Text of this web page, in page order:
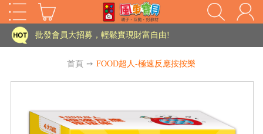
家長樂了!「風車書版集團暨FOOD超人企業總部」目前正興建中!
批發會員大招募，輕鬆實現財富自由!
老師您好!!幼教會員火熱招募中~
家長樂了!「風車書版集團暨FOOD超人企業總部」目前正興建中!
首頁 ➙ FOOD超人-極速反應按按樂